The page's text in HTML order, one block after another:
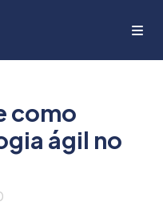
como
ágil no